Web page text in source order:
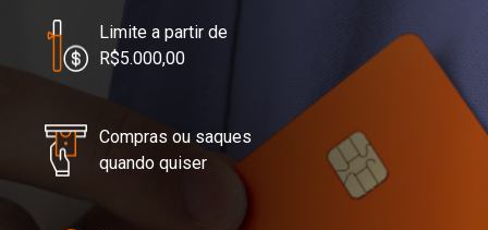
Limite a partir de
R$5.000,00
Compras ou saques
quando quiser